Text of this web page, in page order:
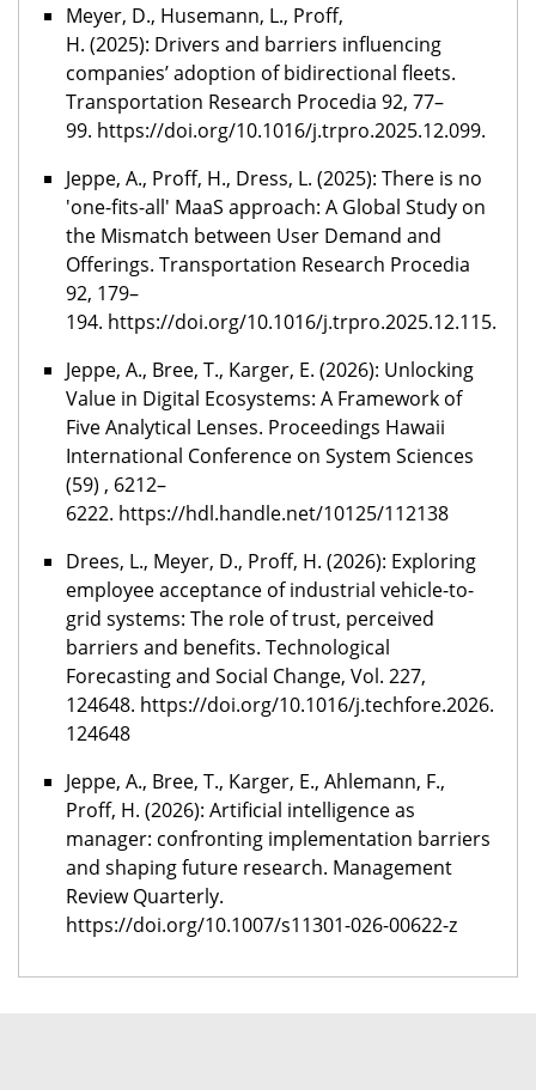
Meyer, D., Husemann, L., Proff,
H. (2025): Drivers and barriers influencing
companies’ adoption of bidirectional fleets.
Transportation Research Procedia 92, 77–
99. https://doi.org/10.1016/j.trpro.2025.12.099.
Jeppe, A., Proff, H., Dress, L. (2025): There is no
'one-fits-all' MaaS approach: A Global Study on
the Mismatch between User Demand and
Offerings. Transportation Research Procedia
92, 179–
194. https://doi.org/10.1016/j.trpro.2025.12.115.
Jeppe, A., Bree, T., Karger, E. (2026): Unlocking
Value in Digital Ecosystems: A Framework of
Five Analytical Lenses. Proceedings Hawaii
International Conference on System Sciences
(59) , 6212–
6222. https://hdl.handle.net/10125/112138
Drees, L., Meyer, D., Proff, H. (2026): Exploring
employee acceptance of industrial vehicle-to-
grid systems: The role of trust, perceived
barriers and benefits. Technological
Forecasting and Social Change, Vol. 227,
124648. https://doi.org/10.1016/j.techfore.2026.
124648
Jeppe, A., Bree, T., Karger, E., Ahlemann, F.,
Proff, H. (2026): Artificial intelligence as
manager: confronting implementation barriers
and shaping future research. Management
Review Quarterly.
https://doi.org/10.1007/s11301-026-00622-z